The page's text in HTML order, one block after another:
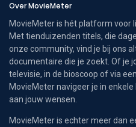
Over MovieMeter
MovieMeter is hét platform voor
Met tienduizenden titels, die
onze community, vind je bij ons
documentaire die je zoekt. Of je
televisie, in de bioscoop of via
MovieMeter navigeer je in
aan jouw wensen.
MovieMeter is echter meer dan